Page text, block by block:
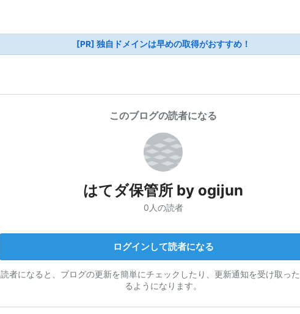
[PR] 独自ドメインは早めの取得がおすすめ！
このブログの読者になる
はてダ保管所 by ogijun
0人の読者
ログインして読者になる
読者になると、ブログの更新を簡単にチェックしたり、更新通知を受け取っ
るようになります。